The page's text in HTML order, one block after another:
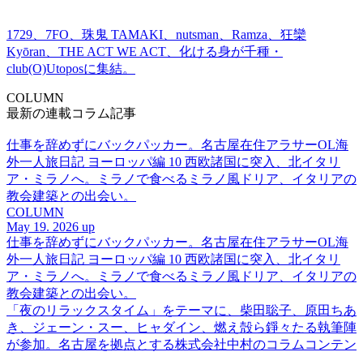
1729、7FO、珠鬼 TAMAKI、nutsman、Ramza、狂欒
Kyōran、THE ACT WE ACT、化ける身が千種・
club(O)Utoposに集結。
COLUMN
最新の連載コラム記事
仕事を辞めずにバックパッカー。名古屋在住アラサーOL海
外一人旅日記 ヨーロッパ編 10 西欧諸国に突入、北イタリ
ア・ミラノへ。ミラノで食べるミラノ風ドリア、イタリアの
教会建築との出会い。
COLUMN
May 19. 2026 up
仕事を辞めずにバックパッカー。名古屋在住アラサーOL海
外一人旅日記 ヨーロッパ編 10 西欧諸国に突入、北イタリ
ア・ミラノへ。ミラノで食べるミラノ風ドリア、イタリアの
教会建築との出会い。
「夜のリラックスタイム」をテーマに、柴田聡子、原田ちあ
き、ジェーン・スー、ヒャダイン、燃え殻ら錚々たる執筆陣
が参加。名古屋を拠点とする株式会社中村のコラムコンテン